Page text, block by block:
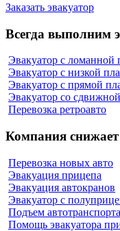
Заказать эвакуатор
Всегда выполним
Эвакуатор с ломанной
Эвакуатор с низкой
Эвакуатор с прямой
Эвакуатор со
Перевозка ретроавто
Компания снижает
Перевозка новых авто
Эвакуация прицепа
Эвакуация автокранов
Эвакуатор с
Подъем
Помощь эвакуатора